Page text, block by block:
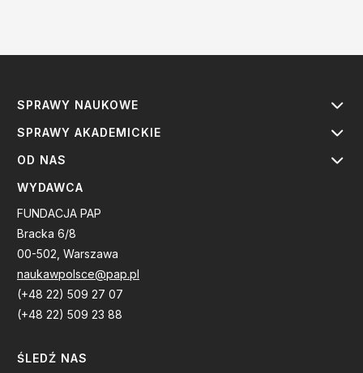
SPRAWY NAUKOWE
SPRAWY AKADEMICKIE
OD NAS
WYDAWCA
FUNDACJA PAP
Bracka 6/8
00-502, Warszawa
naukawpolsce@pap.pl
(+48 22) 509 27 07
(+48 22) 509 23 88
ŚLEDŹ NAS